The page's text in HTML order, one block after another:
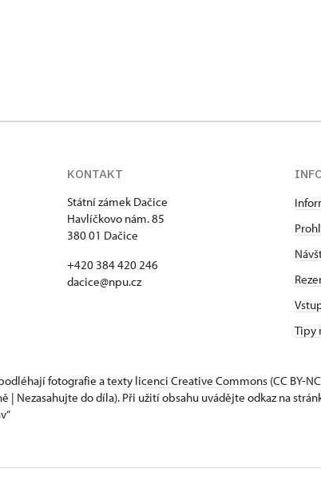
KONTAKT
Státní zámek Dačice
Havlíčkovo nám. 85
380 01 Dačice
+420 384 420 246
dacice@npu.cz
Tipy
fotografie a texty licenci Creative Commons (CC BY-
| Nezasahujte do díla). Při užití obsahu uvádějte odkaz na